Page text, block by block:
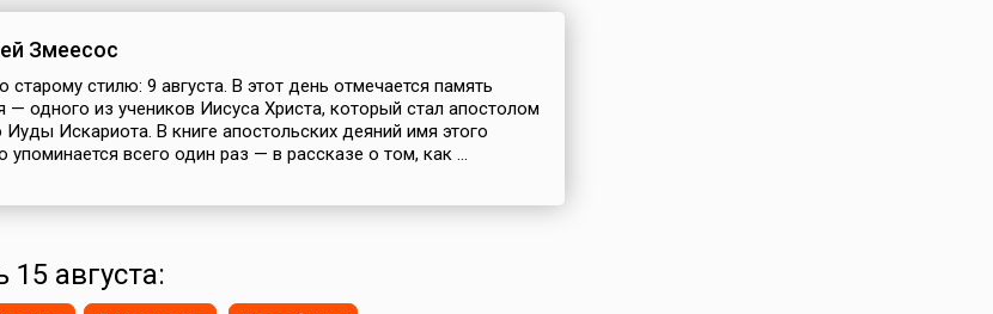
Змеесос
старому стилю: 9 августа. В этот день отмечается память
— одного из учеников Иисуса Христа, который стал апостолом
Иуды Искариота. В книге апостольских деяний имя этого
упоминается всего один раз — в рассказе о том, как ...
15 августа: